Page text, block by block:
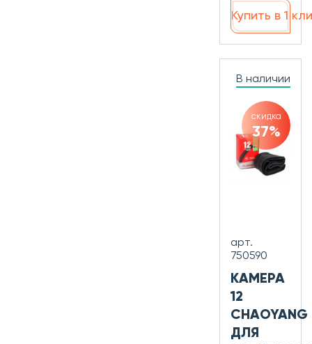
Купить в 1
В наличии
скидка
37%
арт.
750590
КАМЕРА
12
CHAOYANG
ДЛЯ